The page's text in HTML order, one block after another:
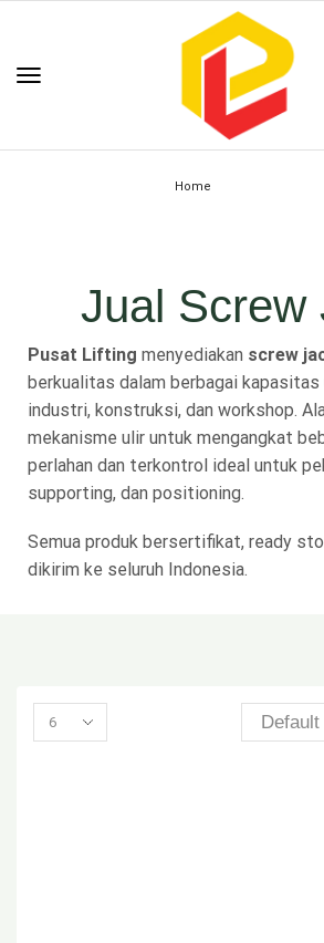
Home
Jual Screw
Pusat Lifting menyediakan screw
berkualitas dalam berbagai kapasitas
industri, konstruksi, dan workshop.
mekanisme ulir untuk mengangkat
perlahan dan terkontrol ideal untuk
supporting, dan positioning.
Semua produk bersertifikat, ready
dikirim ke seluruh Indonesia.